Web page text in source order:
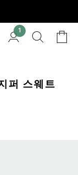
1
퍼 스웨트